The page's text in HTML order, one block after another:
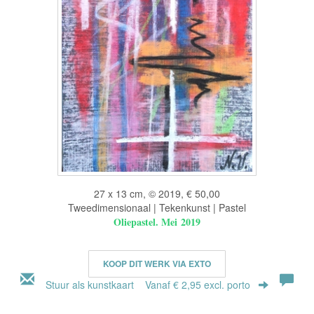
27 x 13 cm, © 2019, € 50,00
Tweedimensionaal | Tekenkunst | Pastel
Oliepastel. Mei 2019
KOOP DIT WERK VIA EXTO
Stuur als kunstkaart Vanaf € 2,95 excl. porto